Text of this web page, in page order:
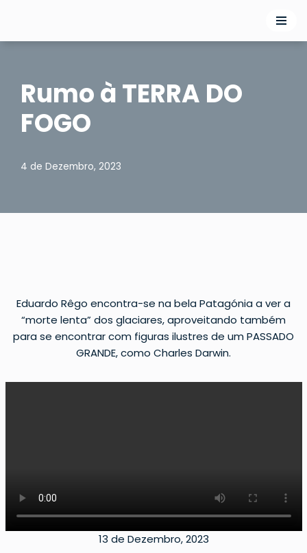
conteúdo
Rumo à TERRA DO
FOGO
4 de Dezembro, 2023
Eduardo Rêgo encontra-se na bela Patagónia a ver a
“morte lenta” dos glaciares, aproveitando também
para se encontrar com figuras ilustres de um PASSADO
GRANDE, como Charles Darwin.
13 de Dezembro, 2023